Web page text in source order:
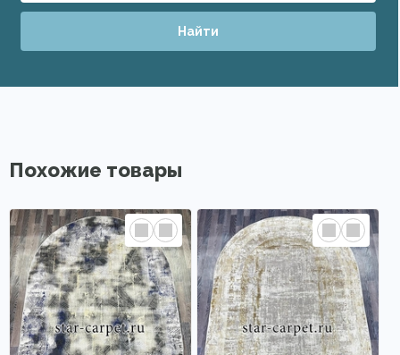
Найти
Похожие товары